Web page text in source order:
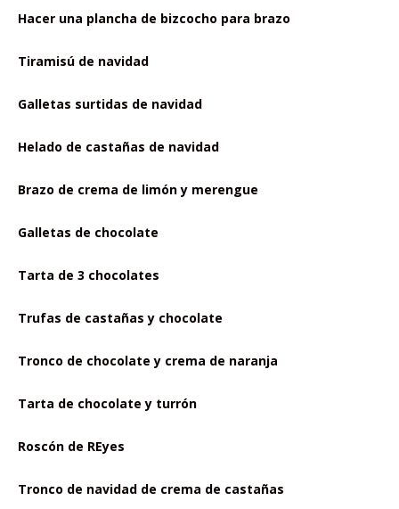
Hacer una plancha de bizcocho para brazo
Tiramisú de navidad
Galletas surtidas de navidad
Helado de castañas de navidad
Brazo de crema de limón y merengue
Galletas de chocolate
Tarta de 3 chocolates
Trufas de castañas y chocolate
Tronco de chocolate y crema de naranja
Tarta de chocolate y turrón
Roscón de REyes
Tronco de navidad de crema de castañas